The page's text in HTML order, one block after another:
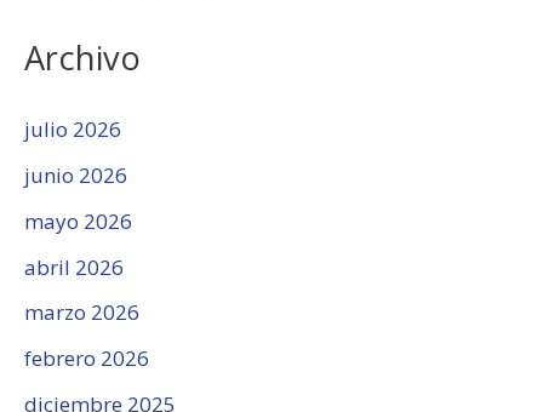
Archivo
julio 2026
junio 2026
mayo 2026
abril 2026
marzo 2026
febrero 2026
diciembre 2025